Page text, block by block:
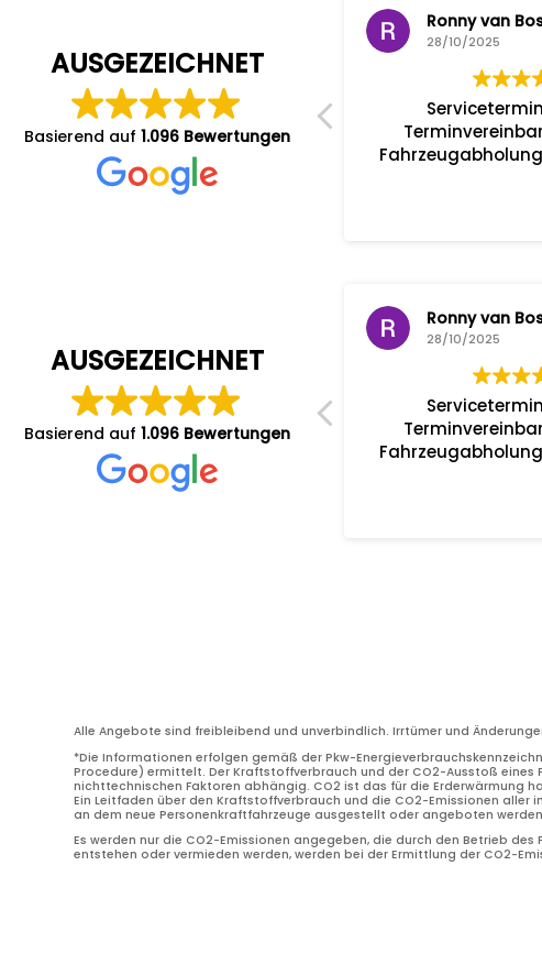
AUSGEZEICHNET
Basierend auf 1.096 Bewertungen
Profis am Werk!!!
Sehr freundlicher Service!
Moderate Preise!
Ronny van
28/10/2025
AUSGEZEICHNET
Basierend auf 1.096 Bewertungen
Profis am Werk!!!
Sehr freundlicher Service!
Moderate Preise!
Ronny van
28/10/2025
Alle Angebote sind freibleibend und unverbindlich. Irrtümer und
*Die Informationen erfolgen gemäß der Pkw-
Procedure) ermittelt. Der Kraftstoffverbrauch und der CO2-Ausstoß eines
nichttechnischen Faktoren abhängig. CO2 ist das für die Erderwärmung
Ein Leitfaden über den Kraftstoffverbrauch und die CO2-Emissionen
an dem neue Personenkraftfahrzeuge ausgestellt oder angeboten
Es werden nur die CO2-Emissionen angegeben, die durch den Betrieb
entstehen oder vermieden werden, werden bei der Ermittlung der CO2-